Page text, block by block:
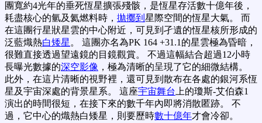
團寬約4光年的垂死恆星擴張殘骸，是恆星存活數十億年後，
耗盡核心的氫及氦燃料時， 拋擲到 星際空間的恆星大氣。 而
在這團行星狀星雲的中心附近，可見到孑遺的恆星核所形成的
泛藍熾熱白矮星。 這團亦名為PK 164 +31.1的星雲極為昏暗，
很難直接透過望遠鏡的目鏡觀賞。 不過這幅結合超過12小時
長曝光數據的深空影像 ，極為清晰的呈現了它的細微結構。
此外，在這片清晰的視野裡，還可見到散布在各處的銀河系恆
星及宇宙深處的背景星系。 這座宇宙舞台上的瓊斯-艾伯森1
演出的時間很短，在接下來的數千年內即將消散匿跡。 不
過，它中心的熾熱白矮星，則要歷時數十億年才會冷卻。